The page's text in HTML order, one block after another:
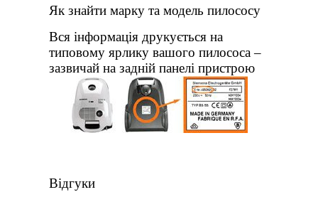
Як знайти марку та модель пилососу
Вся інформація друкується на
типовому ярлику вашого пилососа –
зазвичай на задній панелі пристрою
Відгуки